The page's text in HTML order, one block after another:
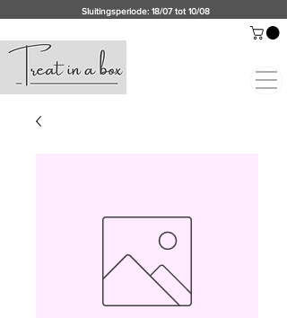
Sluitingsperiode: 18/07 tot 10/08